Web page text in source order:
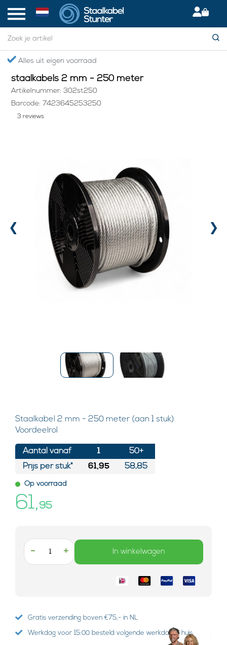
voorraad
Home > staalkabels 2 mm - 250 meter
staalkabels 2 mm - 250 meter
Artikelnummer: 302st250
Barcode: 7423645253250
3 reviews
‹ ›
Staalkabel 2 mm - 250 meter (aan 1 stuk)
Voordeelrol
Aantal vanaf
Prijs per stuk*
1
61,95
50+
58,85
Op voorraad
61,95
- + In winkelwagen
Gratis verzending boven €75,- in NL
Werkdag voor 15:00 besteld volgende werkdag in huis